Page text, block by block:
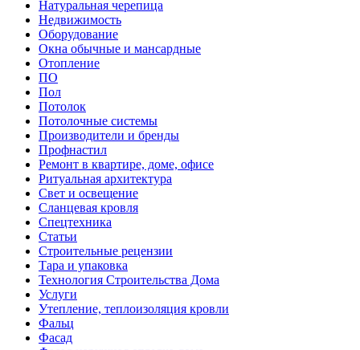
Натуральная черепица
Недвижимость
Оборудование
Окна обычные и мансардные
Отопление
ПО
Пол
Потолок
Потолочные системы
Производители и бренды
Профнастил
Ремонт в квартире, доме, офисе
Ритуальная архитектура
Свет и освещение
Сланцевая кровля
Спецтехника
Статьи
Строительные рецензии
Тара и упаковка
Технология Строительства Дома
Услуги
Утепление, теплоизоляция кровли
Фальц
Фасад